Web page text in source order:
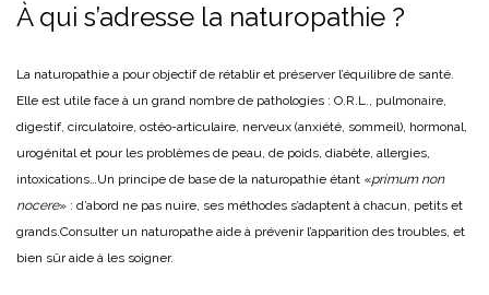
À qui s’adresse la naturopathie ?
La naturopathie a pour objectif de rétablir et préserver l’équilibre de santé.
Elle est utile face à un grand nombre de pathologies : O.R.L., pulmonaire,
digestif, circulatoire, ostéo-articulaire, nerveux (anxiété, sommeil), hormonal,
urogénital et pour les problèmes de peau, de poids, diabète, allergies,
intoxications…Un principe de base de la naturopathie étant «primum non
nocere» : d’abord ne pas nuire, ses méthodes s’adaptent à chacun, petits et
grands.Consulter un naturopathe aide à prévenir l’apparition des troubles, et
bien sûr aide à les soigner.